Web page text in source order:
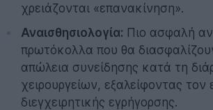
χρειάζονται «επανακίνηση».
Αναισθησιολογία: Πιο ασφαλή
πρωτόκολλα που θα
απώλεια συνείδησης κατά τη
χειρουργείων, εξαλείφοντας τον
διεγχειρητικής εγρήγορσης.